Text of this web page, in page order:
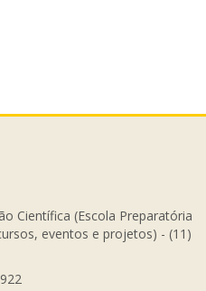
Científica (Escola Preparatória
eventos e projetos) - (11)